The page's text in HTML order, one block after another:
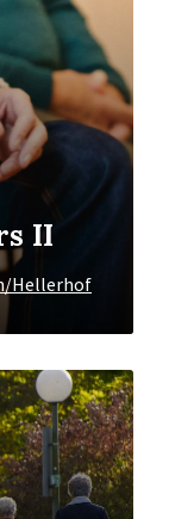
II
Hellerhof